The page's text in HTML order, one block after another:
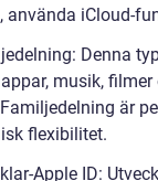
använda iCloud-
Denna
musik,
är
flexibilitet.
Apple ID: